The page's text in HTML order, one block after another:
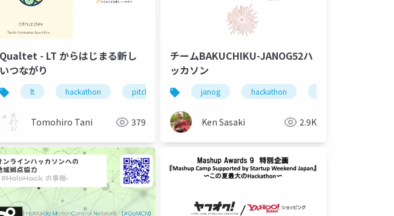
molecular descriptors
xrmtg
Qualtet - LT からはじまる新し
いつながり
lt hackathon pitch-contest 作品紹介 nextjs
Tomohiro Tani 379
チームBAKUCHIKU-JANOG52ハ
ッカソン
janog hackathon
Ken Sasaki 2.9K